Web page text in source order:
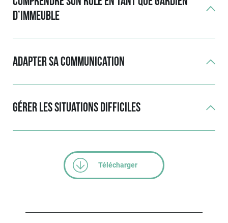
d’immeuble
Adapter sa communication
Gérer les situations difficiles
Télécharger